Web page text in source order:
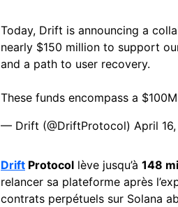
Today, Drift is announcing a
nearly $150 million to support
and a path to user recovery.
These funds encompass a
— Drift (@DriftProtocol) April
Drift Protocol lève jusqu’à 148
relancer sa plateforme après
contrats perpétuels sur Solana